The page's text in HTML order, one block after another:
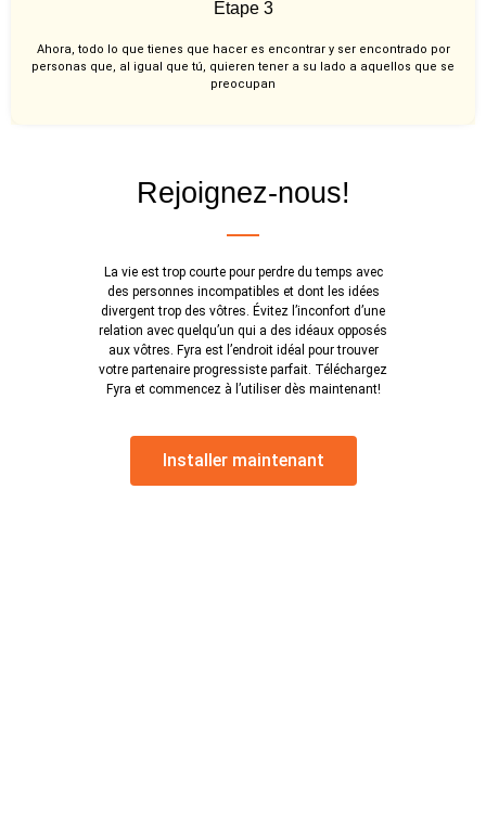
Étape 3
Ahora, todo lo que tienes que hacer es encontrar y ser encontrado por
personas que, al igual que tú, quieren tener a su lado a aquellos que se
preocupan
Rejoignez-nous!
La vie est trop courte pour perdre du temps avec
des personnes incompatibles et dont les idées
divergent trop des vôtres. Évitez l’inconfort d’une
relation avec quelqu’un qui a des idéaux opposés
aux vôtres. Fyra est l’endroit idéal pour trouver
votre partenaire progressiste parfait. Téléchargez
Fyra et commencez à l’utiliser dès maintenant!
Installer maintenant